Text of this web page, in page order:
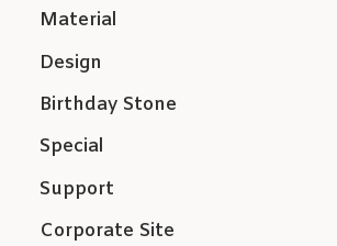
Support
Corporate Site
Material
Design
Birthday Stone
Special